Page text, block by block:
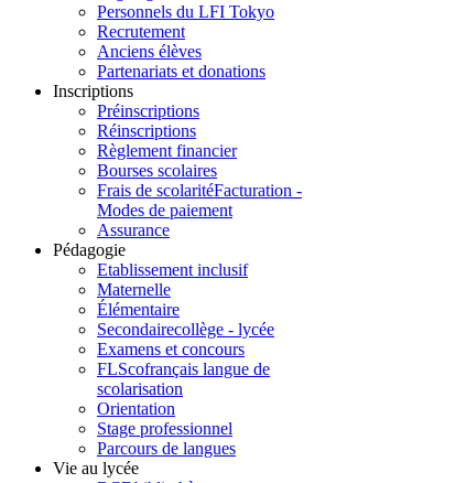
Personnels du LFI Tokyo
Recrutement
Anciens élèves
Partenariats et donations
Inscriptions
Préinscriptions
Réinscriptions
Règlement financier
Bourses scolaires
Frais de scolaritéFacturation -
Modes de paiement
Assurance
Pédagogie
Etablissement inclusif
Maternelle
Élémentaire
Secondairecollège - lycée
Examens et concours
FLScofrançais langue de
scolarisation
Orientation
Stage professionnel
Parcours de langues
Vie au lycée